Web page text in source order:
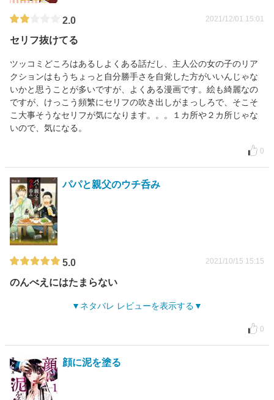
2.0 2021/12/01 15:01
セリフ抜けてる
ツッコミどころはあるしよくある話だし、主人公の女の子のリア
クションはもうちょっと自分勝手さを自覚した方がいいんじゃな
いかと思うことが多いですが、よくある漫画です。絵も綺麗なの
ですが、けっこう頻繁にセリフの吹き出しがまっしろで、そこそ
こ大事そうなセリフが気になります。。。１カ所や２カ所じゃな
いので、気になる。
0
パパと親父のウチ呑み
5.0 2021/10/15 15:15
のんべえにはたまらない
ネタバレ レビューを表示する
0
顔に泥を塗る